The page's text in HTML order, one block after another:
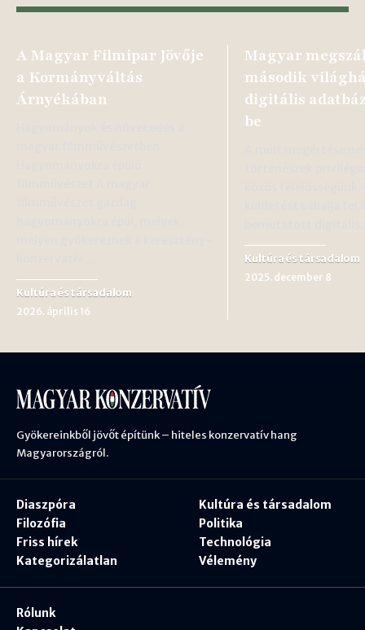
A Magyar Filmipar Jövője
a Kormányváltás
Árnyékában
Kultúra és társadalom
2026. április 16
Magyar
második
digitális
be
Kultúra és társadalom
2025. december 8
Gyökereinkből jövőt építünk – hiteles konzervatív hang
Magyarországról.
Diaszpóra
Filozófia
Friss hírek
Kategorizálatlan
Kultúra és társadalom
Politika
Technológia
Vélemény
Rólunk